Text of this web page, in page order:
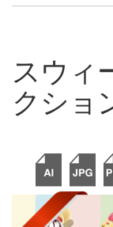
スウィ
クショ